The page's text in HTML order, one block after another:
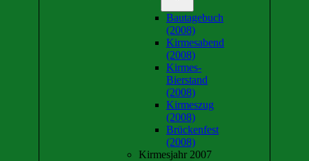
Bautagebuch
(2008)
Kirmesabend
(2008)
Kirmes-
Bierstand
(2008)
Kirmeszug
(2008)
Brückenfest
(2008)
Kirmesjahr 2007